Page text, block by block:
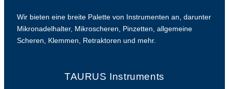
Wir bieten eine breite Palette von Instrumenten an, darunter
Mikronadelhalter, Mikroscheren, Pinzetten, allgemeine
Scheren, Klemmen, Retraktoren und mehr.
TAURUS Instruments